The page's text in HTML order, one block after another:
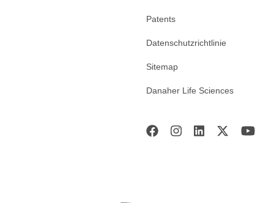
Patents
Datenschutzrichtlinie
Sitemap
Danaher Life Sciences